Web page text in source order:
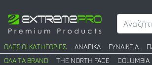
ΟΛΕΣ ΟΙ ΚΑΤΗΓΟΡΙΕΣ ΑΝΔΡΙΚΑ ΓΥΝΑΙΚΕΙΑ
ΟΛΑ ΤΑ BRAND
THE NORTH FACE COLUMBIA